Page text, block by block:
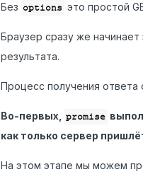
Без options это простой
Браузер сразу же
результата.
Процесс получения ответа
Во-первых, promise
как только сервер
На этом этапе мы можем